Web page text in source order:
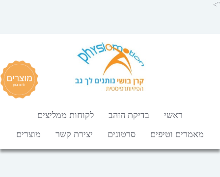
">
ראשי בדיקת הזהב
לקוחות ממליצים
מאמרים וטיפים
סרטונים יצירת קשר מוצרים